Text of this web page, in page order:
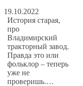
19.10.2022
История старая,
про
Владимирский
тракторный завод.
Правда это или
фольклор – теперь
уже не
проверишь.…